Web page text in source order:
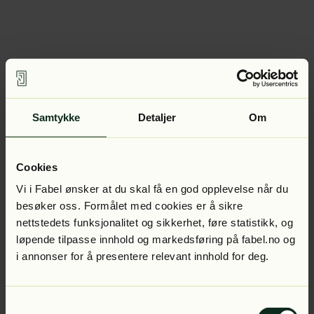
Samtykke Detaljer Om
Cookies
Vi i Fabel ønsker at du skal få en god opplevelse når du
besøker oss. Formålet med cookies er å sikre
nettstedets funksjonalitet og sikkerhet, føre statistikk, og
løpende tilpasse innhold og markedsføring på fabel.no og
i annonser for å presentere relevant innhold for deg.